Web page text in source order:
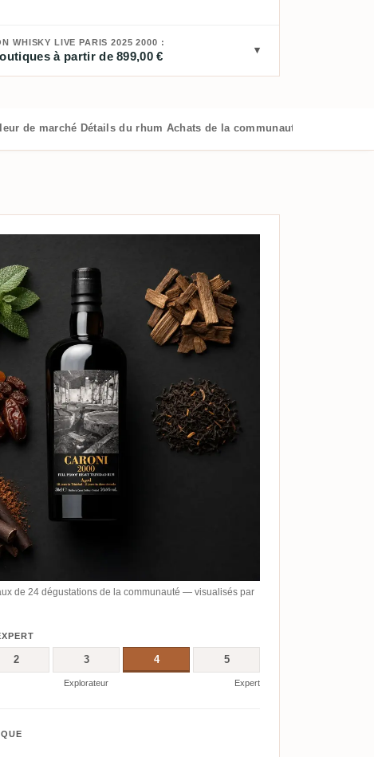
WHISKY LIVE PARIS 2025 2000 :
à partir de 899,00 €
de marché Détails du rhum Achats de la communauté
de 24 dégustations de la communauté — visualisés par
2 3 4 5
Explorateur Expert